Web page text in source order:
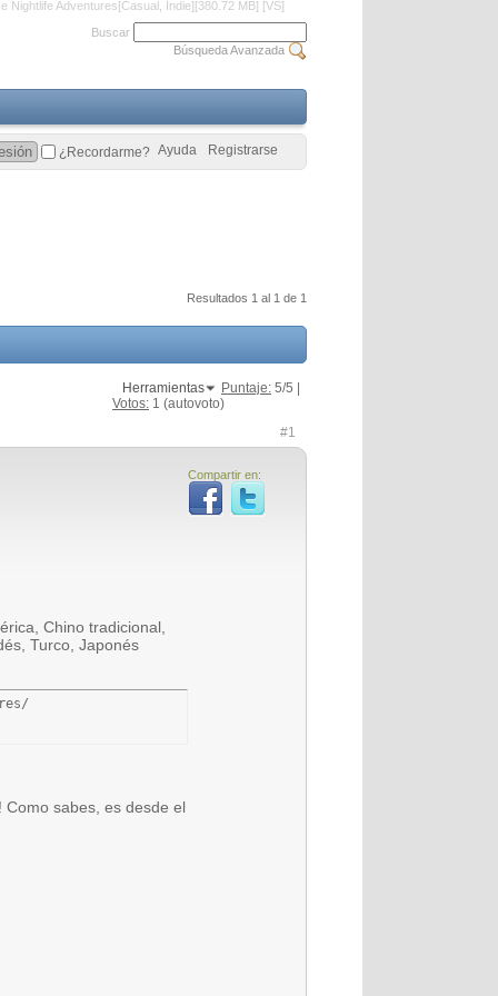
Nightlife Adventures[Casual, Indie][380.72 MB] [VS]
Resultados 1 al 1 de 1
Herramientas Puntaje: 5/5 |
Votos: 1 (autovoto)
#1
Compartir en:
Chino tradicional,
Turco, Japonés
Como sabes, es desde el
Buscar
Búsqueda Avanzada
Registrarse
Ayuda
¿Recordarme?